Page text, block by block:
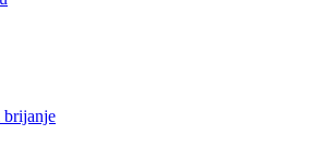
brijanje